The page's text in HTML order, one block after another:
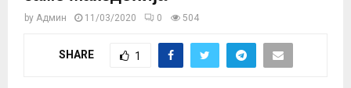
by Админ 11/03/2020 0 504
SHARE 1